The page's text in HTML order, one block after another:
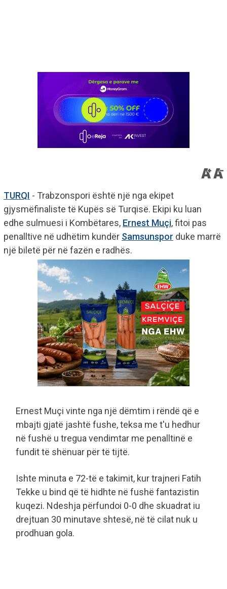
TURQI - Trabzonspori është një nga ekipet
gjysmëfinaliste të Kupës së Turqisë. Ekipi ku luan
edhe sulmuesi i Kombëtares, Ernest Muçi, fitoi pas
penalltive në udhëtim kundër Samsunspor duke marrë
një biletë për në fazën e radhës.
Ernest Muçi vinte nga një dëmtim i rëndë që e
mbajti gjatë jashtë fushe, teksa me t'u hedhur
në fushë u tregua vendimtar me penalltinë e
fundit të shënuar për të tijtë.
Ishte minuta e 72-të e takimit, kur trajneri Fatih
Tekke u bind që të hidhte në fushë fantazistin
kuqezi. Ndeshja përfundoi 0-0 dhe skuadrat iu
drejtuan 30 minutave shtesë, në të cilat nuk u
prodhuan gola.